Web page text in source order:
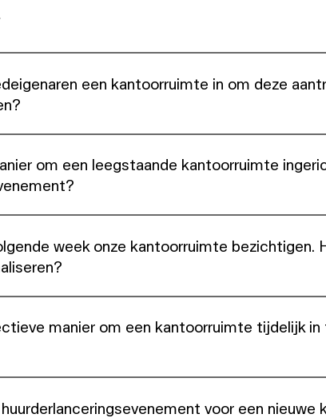
een kantoorruimte in om deze
om een leegstaande kantoorruimte
week onze kantoorruimte
manier om een kantoorruimte tijdelijk
voor een